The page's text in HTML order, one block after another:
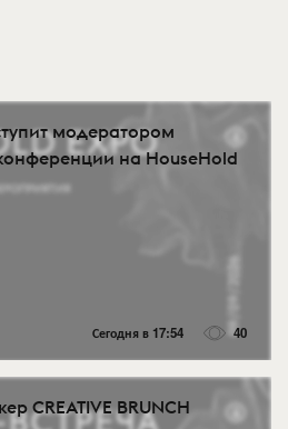
модератором
на HouseHold
Сегодня в 17:54 40
CREATIVE BRUNCH